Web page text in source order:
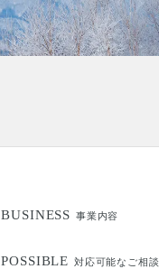
BUSINESS 事業内容
POSSIBLE 対応可能なご相談